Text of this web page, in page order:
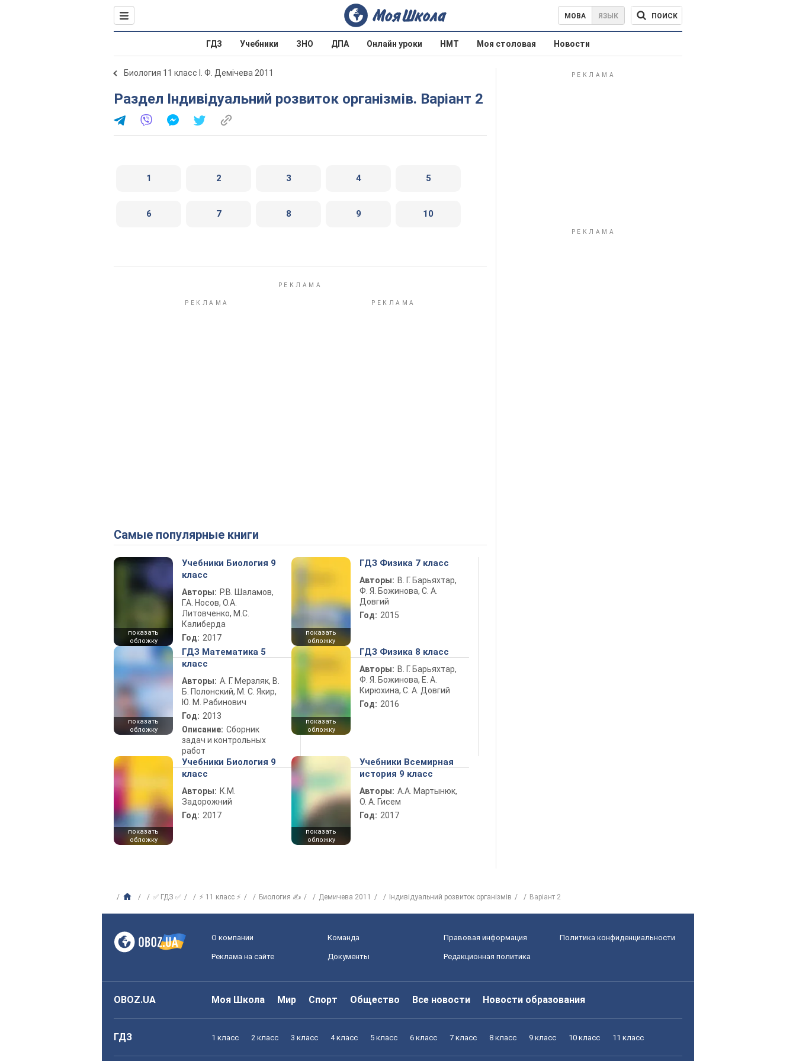
МОВА ЯЗЫК ПОИСК
ГДЗ Учебники ЗНО ДПА Онлайн уроки НМТ Моя столовая Новости
Биология 11 класс І. Ф. Демічева 2011
Раздел Індивідуальний розвиток організмів. Варіант 2
1 2 3 4 5
6 7 8 9 10
Самые популярные книги
показать
обложку
Учебники Биология 9
класс
Авторы: Р.В. Шаламов,
Г.А. Носов, О.А.
Литовченко, М.С.
Калиберда
Год: 2017
показать
обложку
ГДЗ Физика 7 класс
Авторы: В. Г. Барьяхтар,
Ф. Я. Божинова, С. А.
Довгий
Год: 2015
показать
обложку
ГДЗ Математика 5
класс
Авторы: А. Г. Мерзляк, В.
Б. Полонский, М. С. Якир,
Ю. М. Рабинович
Год: 2013
Описание: Сборник
задач и контрольных
работ
показать
обложку
ГДЗ Физика 8 класс
Авторы: В. Г. Барьяхтар,
Ф. Я. Божинова, Е. А.
Кирюхина, С. А. Довгий
Год: 2016
показать
обложку
Учебники Биология 9
класс
Авторы: К.М.
Задорожний
Год: 2017
показать
обложку
Учебники Всемирная
история 9 класс
Авторы: А.А. Мартынюк,
О. А. Гисем
Год: 2017
✅ ГДЗ ✅ ⚡ 11 класс ⚡ Биология ✍ Демичева 2011 Індивідуальний розвиток організмів Варіант 2
О компании Команда Правовая информация Политика конфиденциальности
Реклама на сайте Документы Редакционная политика
OBOZ.UA Моя Школа Мир Спорт Общество Все новости Новости образования
ГДЗ 1 класс 2 класс 3 класс 4 класс 5 класс 6 класс 7 класс 8 класс 9 класс 10 класс 11 класс